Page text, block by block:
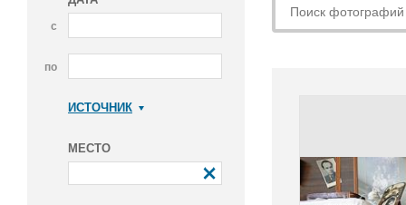
с
по
ИСТОЧНИК
МЕСТО